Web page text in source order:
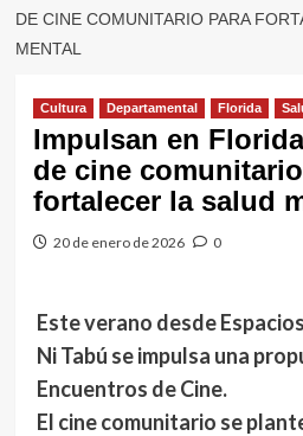
DE CINE COMUNITARIO PARA
MENTAL
Cultura Departamental Florida
Impulsan en
de cine
fortalecer la salud
20 de enero de 2026 0
Este verano desde
Ni Tabú se impulsa una
Encuentros de Cine.
El cine comunitario se